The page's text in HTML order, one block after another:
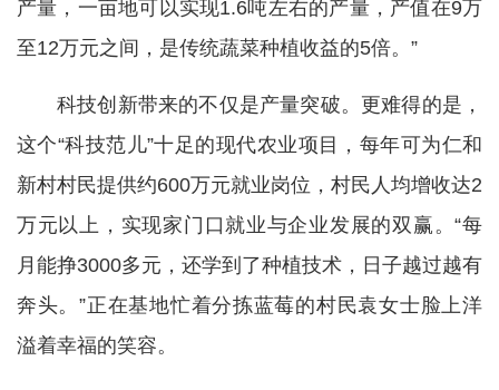
产量，一亩地可以实现1.6吨左右的产量，产值在9万
至12万元之间，是传统蔬菜种植收益的5倍。”
科技创新带来的不仅是产量突破。更难得的是，
这个“科技范儿”十足的现代农业项目，每年可为仁和
新村村民提供约600万元就业岗位，村民人均增收达2
万元以上，实现家门口就业与企业发展的双赢。“每
月能挣3000多元，还学到了种植技术，日子越过越有
奔头。”正在基地忙着分拣蓝莓的村民袁女士脸上洋
溢着幸福的笑容。